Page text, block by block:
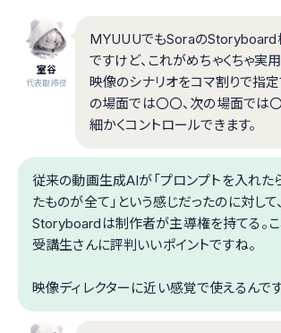
室谷
代表取締役
MYUUUでもSoraのStoryboard
ですけど、これがめちゃくちゃ実
映像のシナリオをコマ割りで指定
の場面では〇〇、次の場面では
細かくコントロールできます。
従来の動画生成AIが「プロンプトを入れた
たものが全て」という感じだったのに対して、
Storyboardは制作者が主導権を持てる。
受講生さんに評判いいポイントですね。
映像ディレクターに近い感覚で使えるんです